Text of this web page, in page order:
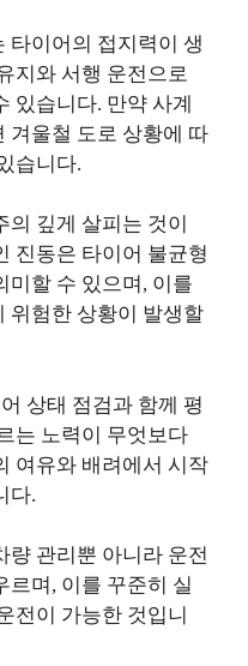
타이어의 접지력이 생
지와 서행 운전으로
있습니다. 만약 사계
겨울철 도로 상황에 따
습니다.
깊게 살피는 것이
진동은 타이어 불균형
미할 수 있으며, 이를
위험한 상황이 발생할
상태 점검과 함께 평
는 노력이 무엇보다
여유와 배려에서 시작
다.
량 관리뿐 아니라 운전
르며, 이를 꾸준히 실
전이 가능한 것입니